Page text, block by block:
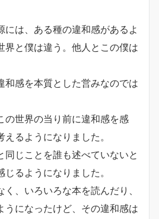
には、ある種の違和感があるよ
界と僕は違う。他人とこの僕は
和感を本質とした営みなのでは
の世界の当り前に違和感を感
るようになりました。
同じことを誰も述べていないと
じるようになりました。
、いろいろな本を読んだり、
になったけど、 その違和感は